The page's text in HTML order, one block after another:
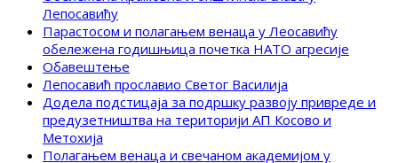
Лепосавићу
Парастосом и полагањем венаца у Леосавићу
обележена годишњица почетка НАТО агресије
Обавештење
Лепосавић прославио Светог Василија
Додела подстицаја за подршку развоју привреде и
предузетништва на територији АП Косово и
Метохија
Полагањем венаца и свечаном академијом у